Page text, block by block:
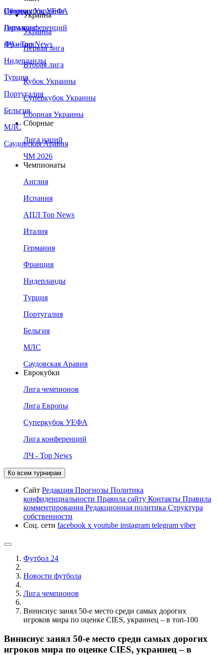
Сборная Украины
Италия
Германия
Франция
Нидерланды
Турция
Португалия
Бельгия
МЛС
Саудовская Аравия
Суперкубок УЕФА
Лига конференций
ЛЧ - Top News
Украина
Украина
Первая лига
Вторая лига
Кубок Украины
Суперкубок Украины
Сборная Украины
Сборные
Лига наций
ЧМ 2026
Чемпионаты
Англия
Испания
АПЛ Top News
Италия
Германия
Франция
Нидерланды
Турция
Португалия
Бельгия
МЛС
Саудовская Аравия
Еврокубки
Лига чемпионов
Лига Европы
Суперкубок УЕФА
Лига конференций
ЛЧ - Top News
Ко всем турнирам
Сайт Редакция Прогнозы Политика
конфиденциальности Правила сайту Контакты Правила
комментирования Редакционная политика Структура
собственности
Соц. сети facebook x youtube instagram telegram viber
Футбол 24
Новости футбола
Лига чемпионов
Винисиус занял 50-е место среди самых дорогих
игроков мира по оценке CIES, украинец – в топ-100
Винисиус занял 50-е место среди самых дорогих
игроков мира по оценке CIES, украинец – в